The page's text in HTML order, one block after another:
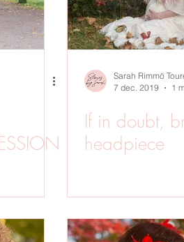
MGF UTOMHUSFOTO
Sarah Rimmö
7 dec. 2019
1
If in doubt,
headpiece